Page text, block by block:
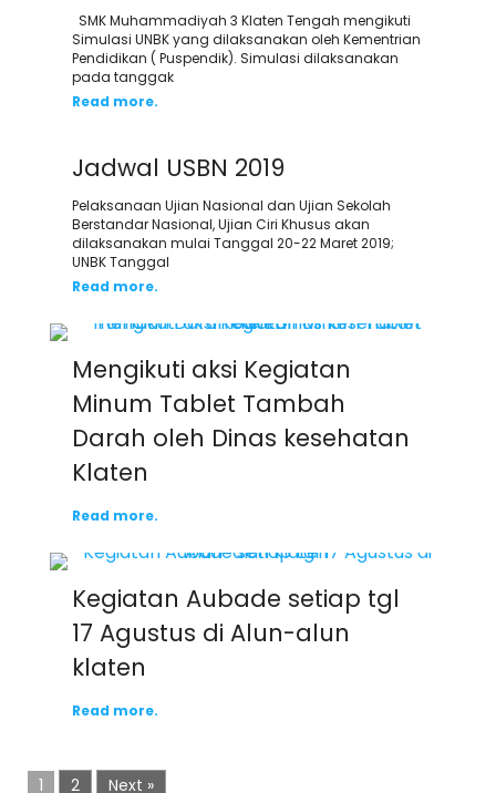
SMK Muhammadiyah 3 Klaten Tengah mengikuti
Simulasi UNBK yang dilaksanakan oleh Kementrian
Pendidikan ( Puspendik). Simulasi dilaksanakan
pada tanggak
Read more.
Jadwal USBN 2019
Pelaksanaan Ujian Nasional dan Ujian Sekolah
Berstandar Nasional, Ujian Ciri Khusus akan
dilaksanakan mulai Tanggal 20-22 Maret 2019;
UNBK Tanggal
Read more.
Mengikuti aksi Kegiatan
Minum Tablet Tambah
Darah oleh Dinas kesehatan
Klaten
Read more.
Kegiatan Aubade setiap tgl
17 Agustus di Alun-alun
klaten
Read more.
1 2 Next »